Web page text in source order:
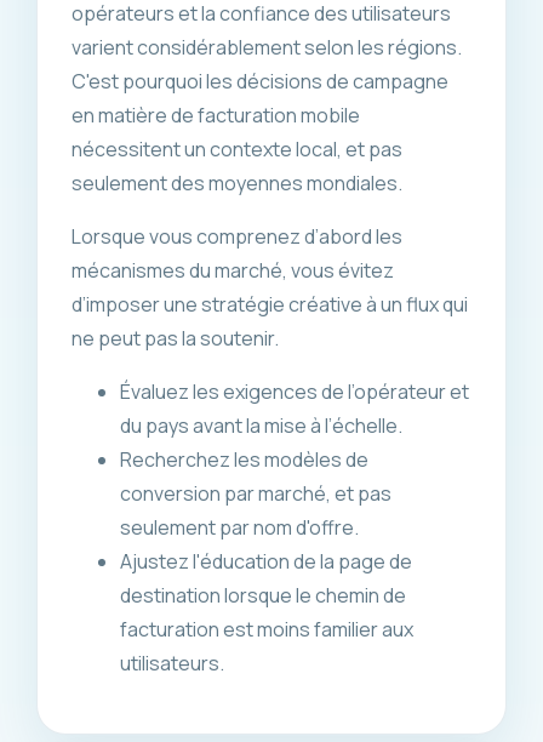
opérateurs et la confiance des utilisateurs
varient considérablement selon les régions.
C'est pourquoi les décisions de campagne
en matière de facturation mobile
nécessitent un contexte local, et pas
seulement des moyennes mondiales.
Lorsque vous comprenez d’abord les
mécanismes du marché, vous évitez
d’imposer une stratégie créative à un flux qui
ne peut pas la soutenir.
Évaluez les exigences de l’opérateur et
du pays avant la mise à l’échelle.
Recherchez les modèles de
conversion par marché, et pas
seulement par nom d'offre.
Ajustez l'éducation de la page de
destination lorsque le chemin de
facturation est moins familier aux
utilisateurs.